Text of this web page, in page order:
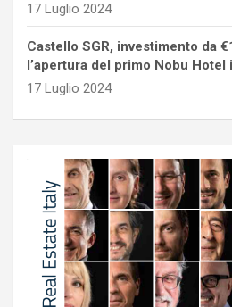
17 Luglio 2024
Castello SGR, investimento da
l’apertura del primo Nobu Hotel
17 Luglio 2024